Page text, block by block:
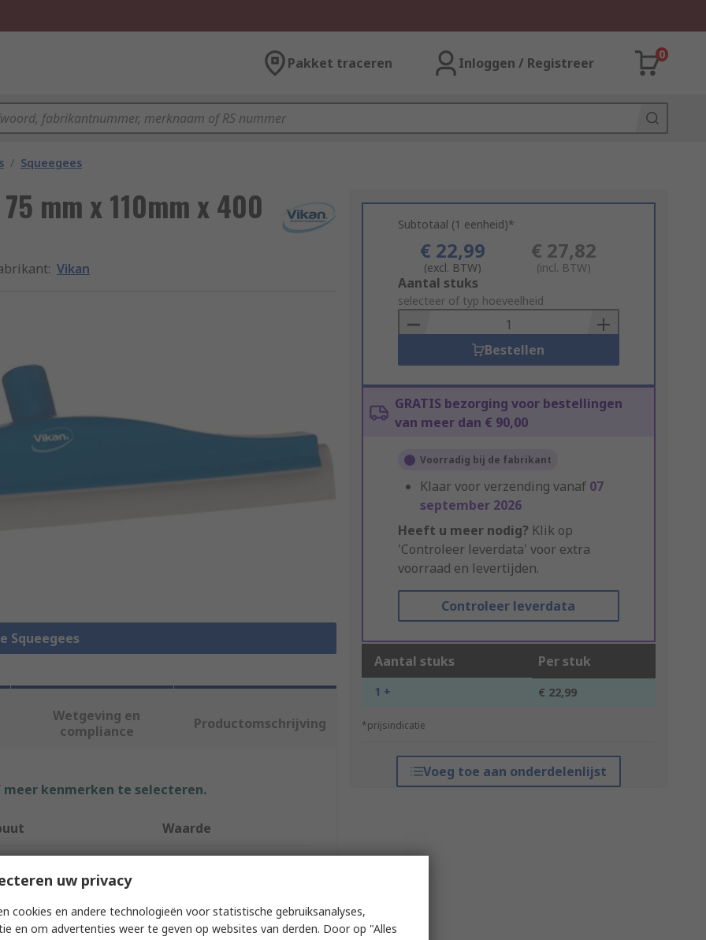
Pakket traceren Inloggen / Registreer
0
/ Squeegees
mm x 110mm x 400
: Vikan
Squeegees
Subtotaal (1 eenheid)*
€ 22,99
(excl. BTW)
€ 27,82
(incl. BTW)
Add
to
Basket
Aantal stuks
selecteer of typ hoeveelheid
Bestellen
GRATIS bezorging voor bestellingen
van meer dan € 90,00
Voorradig bij de fabrikant
Klaar voor verzending vanaf 07
september 2026
Heeft u meer nodig? Klik op
'Controleer leverdata' voor extra
voorraad en levertijden.
Controleer leverdata
Aantal stuks Per stuk
1 + € 22,99
*prijsindicatie
Voeg toe aan onderdelenlijst
Wetgeving en
compliance
Productomschrijving
kenmerken te selecteren.
Waarde
Type Floor Squeegee
uw privacy
cookies en andere technologieën voor statistische gebruiksanalyses,
en om advertenties weer te geven op websites van derden. Door op "Alles